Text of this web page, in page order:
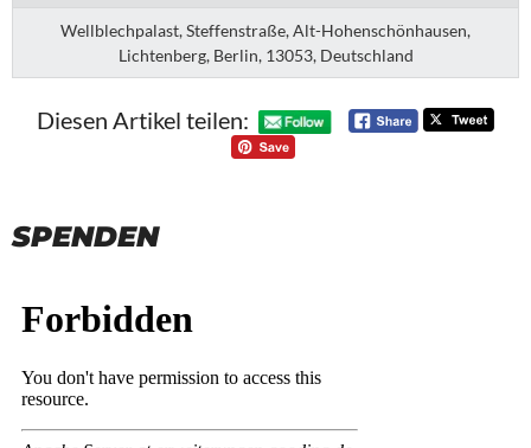
Wellblechpalast, Steffenstraße, Alt-Hohenschönhausen,
Lichtenberg, Berlin, 13053, Deutschland
Diesen Artikel teilen:
SPENDEN